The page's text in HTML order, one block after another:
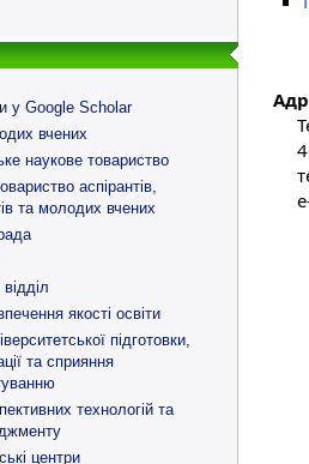
у Google Scholar
вчених
наукове товариство
аспірантів,
та молодих вчених
якості освіти
підготовки,
та сприяння
технологій та
центри